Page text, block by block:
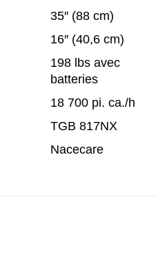
35″ (88 cm)
16″ (40,6 cm)
198 lbs avec
batteries
18 700 pi. ca./h
TGB 817NX
Nacecare